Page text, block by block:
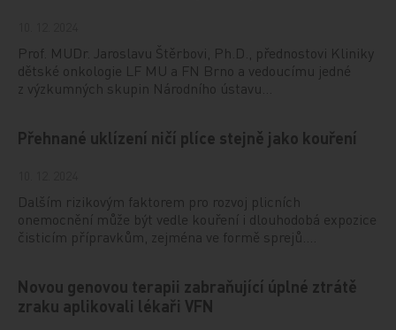
Prof. MUDr. Jaroslavu Štěrbovi, Ph.D., přednostovi Kliniky
dětské onkologie LF MU a FN Brno a vedoucímu jedné
z výzkumných skupin Národního ústavu…
Přehnané uklízení ničí plíce stejně jako kouření
Dalším rizikovým faktorem pro rozvoj plicních
onemocnění může být vedle kouření i dlouhodobá expozice
čisticím přípravkům, zejména ve formě sprejů.…
Novou genovou terapii zabraňující úplné ztrátě
zraku aplikovali lékaři VFN